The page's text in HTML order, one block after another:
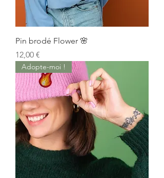
Pin brodé Flower 🌸
Prix
12,00 €
Adopte-moi !